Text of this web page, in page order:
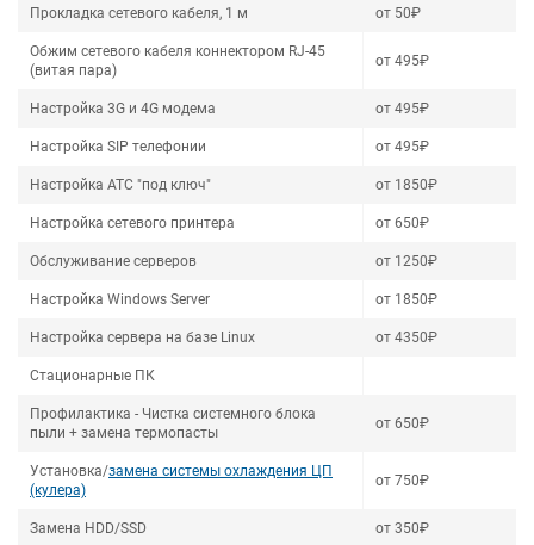
Прокладка сетевого кабеля, 1 м от 50₽
Обжим сетевого кабеля коннектором RJ-45
(витая пара)
от 495₽
Настройка 3G и 4G модема от 495₽
Настройка SIP телефонии от 495₽
Настройка АТС "под ключ" от 1850₽
Настройка сетевого принтера от 650₽
Обслуживание серверов от 1250₽
Настройка Windows Server от 1850₽
Настройка сервера на базе Linux от 4350₽
Стационарные ПК
Профилактика - Чистка системного блока
пыли + замена термопасты
от 650₽
Установка/замена системы охлаждения ЦП
(кулера)
от 750₽
Замена HDD/SSD от 350₽